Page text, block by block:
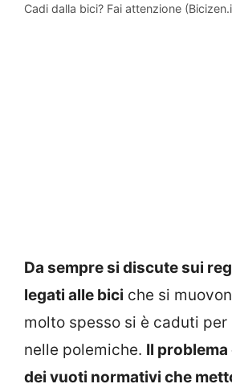
Cadi dalla bici? Fai attenzione
Da sempre si discute sui
legati alle bici che si
molto spesso si è caduti per
nelle polemiche. Il problema
dei vuoti normativi che